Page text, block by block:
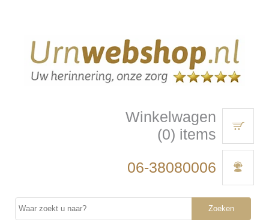
Winkelwagen
(0) items
06-38080006
Zoeken